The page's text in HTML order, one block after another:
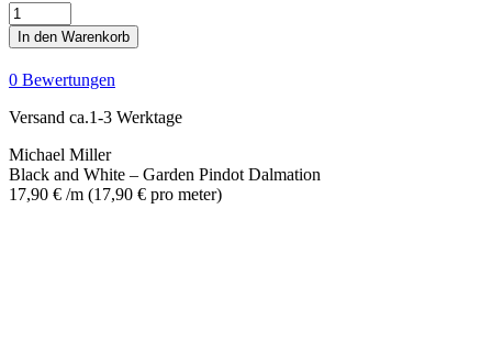
Black
and
White
-
Garden
Pindot
Dalmation
Menge
In den Warenkorb
0 Bewertungen
Versand ca.1-3 Werktage
Michael Miller
Black and White – Garden Pindot Dalmation
17,90 € /m (17,90 € pro meter)